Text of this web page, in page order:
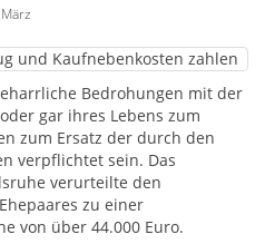
März
Bedrohungen mit der
gar ihres Lebens zum
zum Ersatz der durch den
verpflichtet sein. Das
verurteilte den
zu einer
von über 44.000 Euro.